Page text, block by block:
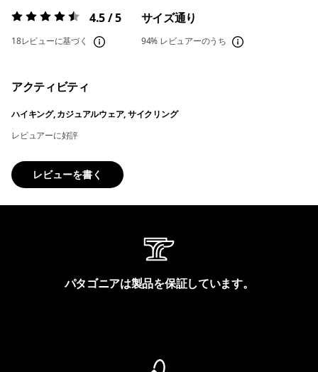
評価:4.5 / 5 4.5 / 5
18レビューに基づく
サイズ通り
94% レビュアーのうち
アクティビティ
ハイキング, カジュアルウェア, サイクリング
レビュアーに好評
レビューを書く
パタゴニアは製品を保証しています。